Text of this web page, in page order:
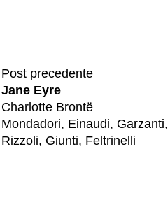
Post precedente
Jane Eyre
Charlotte Brontë
Mondadori, Einaudi, Garzanti,
Rizzoli, Giunti, Feltrinelli